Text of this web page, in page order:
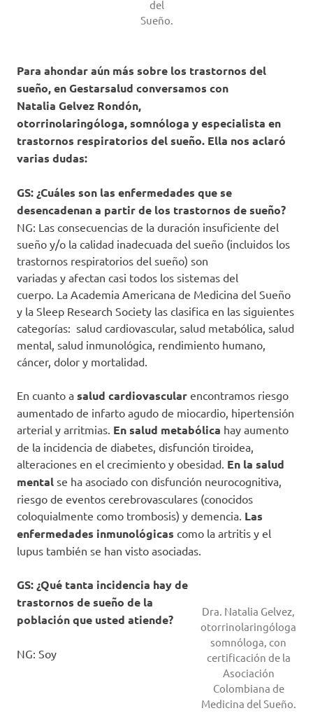
del
Sueño.
Para ahondar aún más sobre los trastornos del
sueño, en Gestarsalud conversamos con
Natalia Gelvez Rondón,
otorrinolaringóloga, somnóloga y especialista en
trastornos respiratorios del sueño. Ella nos aclaró
varias dudas:
GS: ¿Cuáles son las enfermedades que se
desencadenan a partir de los trastornos de sueño?
NG: Las consecuencias de la duración insuficiente del
sueño y/o la calidad inadecuada del sueño (incluidos los
trastornos respiratorios del sueño) son
variadas y afectan casi todos los sistemas del
cuerpo. La Academia Americana de Medicina del Sueño
y la Sleep Research Society las clasifica en las siguientes
categorías: salud cardiovascular, salud metabólica, salud
mental, salud inmunológica, rendimiento humano,
cáncer, dolor y mortalidad.
En cuanto a salud cardiovascular encontramos riesgo
aumentado de infarto agudo de miocardio, hipertensión
arterial y arritmias. En salud metabólica hay aumento
de la incidencia de diabetes, disfunción tiroidea,
alteraciones en el crecimiento y obesidad. En la salud
mental se ha asociado con disfunción neurocognitiva,
riesgo de eventos cerebrovasculares (conocidos
coloquialmente como trombosis) y demencia. Las
enfermedades inmunológicas como la artritis y el
lupus también se han visto asociadas.
Dra. Natalia Gelvez,
otorrinolaringóloga
somnóloga, con
certificación de la
Asociación
Colombiana de
Medicina del Sueño.
GS: ¿Qué tanta incidencia hay de
trastornos de sueño de la
población que usted atiende?
NG: Soy